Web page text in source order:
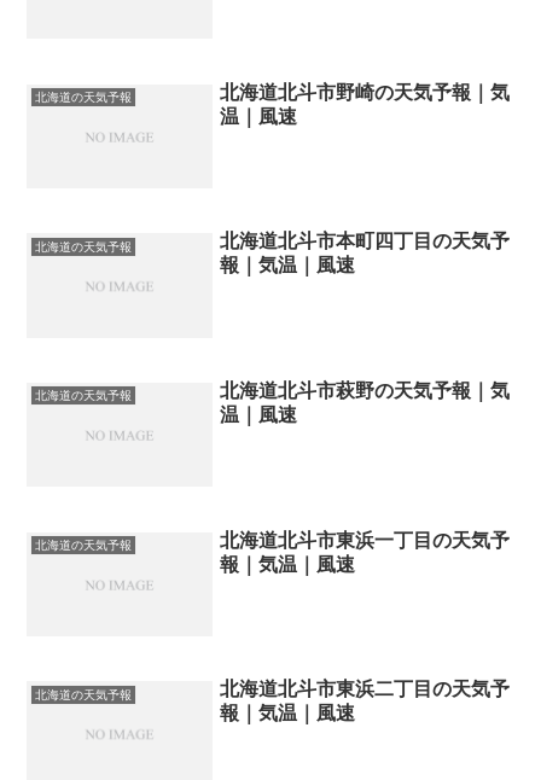
北海道の天気予報
北海道北斗市野崎の天気予報｜気
温｜風速
北海道の天気予報
北海道北斗市本町四丁目の天気予
報｜気温｜風速
北海道の天気予報
北海道北斗市萩野の天気予報｜気
温｜風速
北海道の天気予報
北海道北斗市東浜一丁目の天気予
報｜気温｜風速
北海道の天気予報
北海道北斗市東浜二丁目の天気予
報｜気温｜風速